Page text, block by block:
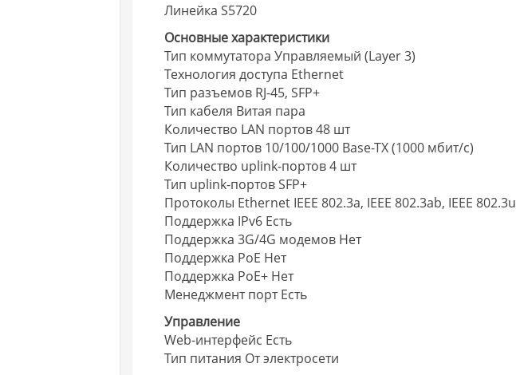
Линейка S5720
Основные характеристики
Тип коммутатора Управляемый (Layer 3)
Технология доступа Ethernet
Тип разъемов RJ-45, SFP+
Тип кабеля Витая пара
Количество LAN портов 48 шт
Тип LAN портов 10/100/1000 Base-TX (1000 мбит/с)
Количество uplink-портов 4 шт
Тип uplink-портов SFP+
Протоколы Ethernet IEEE 802.3a, IEEE 802.3ab, IEEE 802.3u
Поддержка IPv6 Есть
Поддержка 3G/4G модемов Нет
Поддержка PoE Нет
Поддержка PoE+ Нет
Менеджмент порт Есть
Управление
Web-интерфейс Есть
Тип питания От электросети